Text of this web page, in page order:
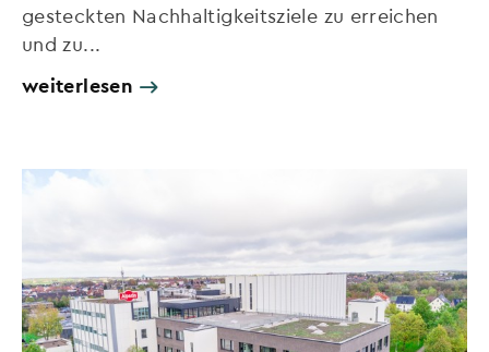
gesteckten Nachhaltigkeitsziele zu erreichen
und zu...
weiterlesen